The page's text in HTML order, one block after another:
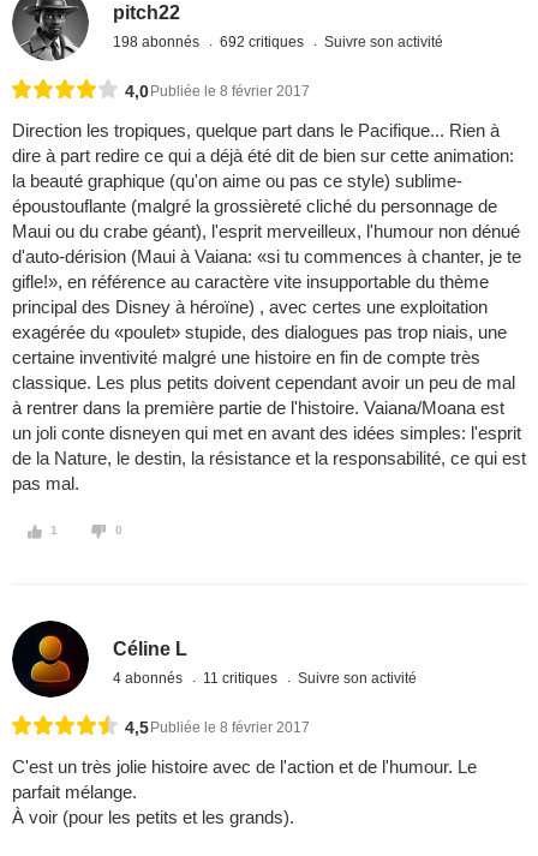
pitch22
198 abonnés 692 critiques Suivre son activité
4,0 Publiée le 8 février 2017
Direction les tropiques, quelque part dans le Pacifique... Rien à
dire à part redire ce qui a déjà été dit de bien sur cette animation:
la beauté graphique (qu'on aime ou pas ce style) sublime-
époustouflante (malgré la grossièreté cliché du personnage de
Maui ou du crabe géant), l'esprit merveilleux, l'humour non dénué
d'auto-dérision (Maui à Vaiana: «si tu commences à chanter, je te
gifle!», en référence au caractère vite insupportable du thème
principal des Disney à héroïne) , avec certes une exploitation
exagérée du «poulet» stupide, des dialogues pas trop niais, une
certaine inventivité malgré une histoire en fin de compte très
classique. Les plus petits doivent cependant avoir un peu de mal
à rentrer dans la première partie de l'histoire. Vaiana/Moana est
un joli conte disneyen qui met en avant des idées simples: l'esprit
de la Nature, le destin, la résistance et la responsabilité, ce qui est
pas mal.
1 0
Céline L
4 abonnés 11 critiques Suivre son activité
4,5 Publiée le 8 février 2017
C'est un très jolie histoire avec de l'action et de l'humour. Le
parfait mélange.
À voir (pour les petits et les grands).